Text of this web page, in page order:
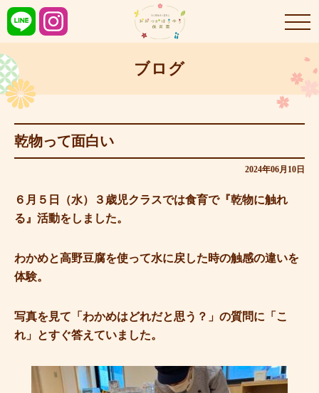
ブログ
乾物って面白い
2024年06月10日
６月５日（水）３歳児クラスでは食育で『乾物に触れ
る』活動をしました。
わかめと高野豆腐を使って水に戻した時の触感の違いを
体験。
写真を見て「わかめはどれだと思う？」の質問に「こ
れ」とすぐ答えていました。